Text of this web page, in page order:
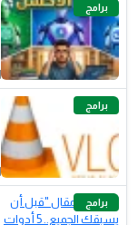
برامج
برامج
برامج